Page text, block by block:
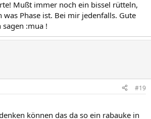
Mußt immer noch ein bissel rütteln,
Phase ist. Bei mir jedenfalls. Gute
:mua !
#19
können das da so ein rabauke in